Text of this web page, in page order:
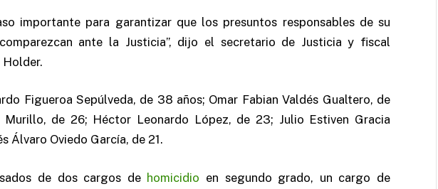
importante para garantizar que los presuntos responsables de su
ante la Justicia”, dijo el secretario de Justicia y fiscal
Holder.
Figueroa Sepúlveda, de 38 años; Omar Fabian Valdés Gualtero, de
de 26; Héctor Leonardo López, de 23; Julio Estiven Gracia
Álvaro Oviedo García, de 21.
de dos cargos de homicidio en segundo grado, un cargo de